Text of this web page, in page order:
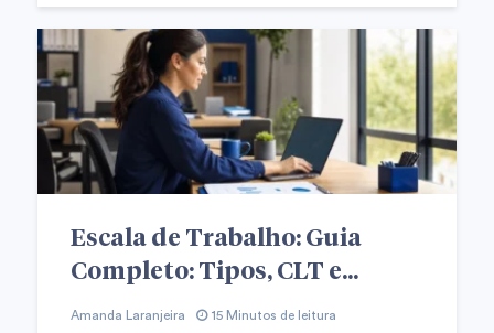
Escala de Trabalho: Guia
Completo: Tipos, CLT e...
Amanda Laranjeira 15 Minutos de leitura